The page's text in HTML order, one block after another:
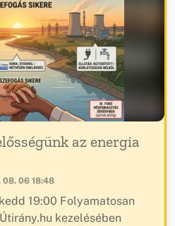
az energia
08. 06 18:48
19:00 Folyamatosan
kezelésében